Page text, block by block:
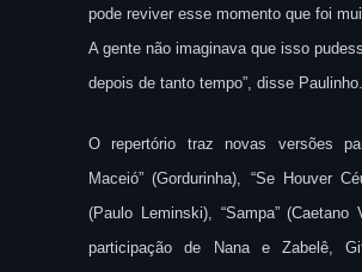
pode reviver esse momento que foi
A gente não imaginava que isso
depois de tanto tempo”, disse Paulinho.
O repertório traz novas versões
Maceió” (Gordurinha), “Se Houver
(Paulo Leminski), “Sampa” (Caetano
participação de Nana e Zabelê,